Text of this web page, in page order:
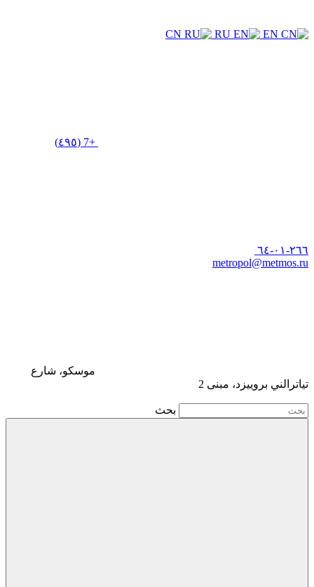
CN RU EN
+7 (٤٩٥)
٢٦٦-٠١-٦٤
metropol@metmos.ru
موسكو، شارع
تياترالني بروييزد، مبنى 2
بحث